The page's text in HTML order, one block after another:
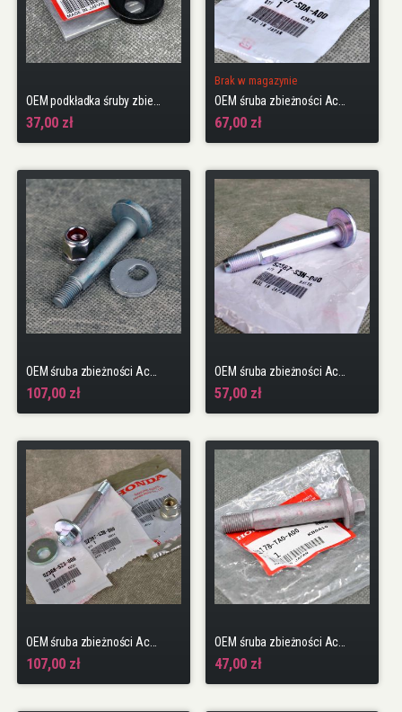
37,00 zł
Brak w magazynie
67,00 zł
OEM śruba zbieżności Accord 7gen 03-08 sedan zestaw
107,00 zł 57,00 zł
OEM śruba zbieżności Accord 7gen 03-08 Tourer zestaw
107,00 zł 47,00 zł